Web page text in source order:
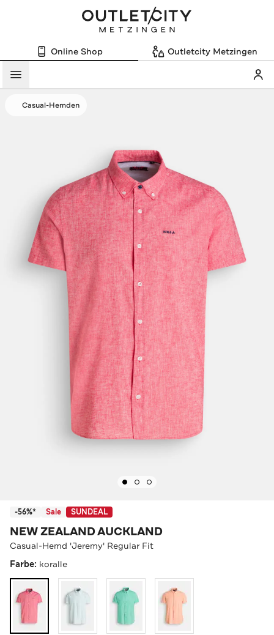
Online Shop Outletcity Metzingen
Menü
Casual-Hemden
-56%* Sale SUNDEAL
NEW ZEALAND AUCKLAND
Casual-Hemd 'Jeremy' Regular Fit
Farbe: koralle